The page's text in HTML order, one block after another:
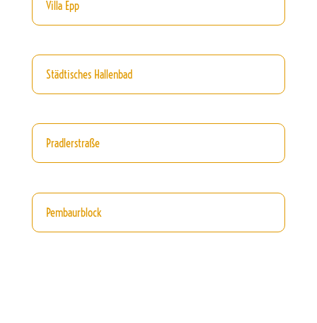
Villa Epp
Städtisches Hallenbad
Pradlerstraße
Pembaurblock